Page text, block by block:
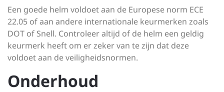
Een goede helm voldoet aan de Europese norm ECE
22.05 of aan andere internationale keurmerken zoals
DOT of Snell. Controleer altijd of de helm een geldig
keurmerk heeft om er zeker van te zijn dat deze
voldoet aan de veiligheidsnormen.
Onderhoud